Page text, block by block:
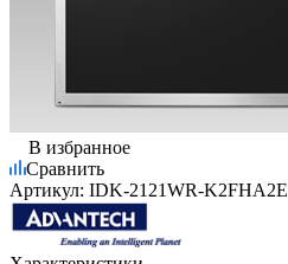
В избранное
Сравнить
Артикул: IDK-2121WR-K2FHA2E